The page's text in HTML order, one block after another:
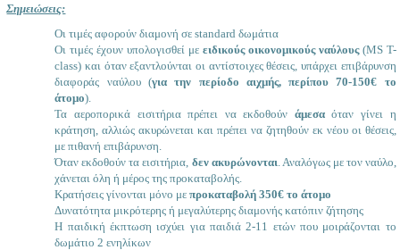
Σημειώσεις:
Oι τιμές αφορούν διαμονή σε standard δωμάτια
Οι τιμές έχουν υπολογισθεί με ειδικούς οικονομικούς ναύλους(MS Τ-
class) και όταν εξαντλούνται οι αντίστοιχες θέσεις, υπάρχει επιβάρυνση
διαφοράς ναύλου (για την περίοδο αιχμής, περίπου 70-150€ το
άτομο).
Τα αεροπορικά εισιτήρια πρέπει να εκδοθούν άμεσαόταν γίνει η
κράτηση, αλλιώς ακυρώνεται και πρέπει να ζητηθούν εκ νέου οι θέσεις,
με πιθανή επιβάρυνση.
Όταν εκδοθούν τα εισιτήρια, δεν ακυρώνονται . Αναλόγως με τον ναύλο,
χάνεται όλη ή μέρος της προκαταβολής.
Κρατήσεις γίνονται μόνο μεπροκαταβολή 350€ το άτομο
Δυνατότητα μικρότερης ή μεγαλύτερης διαμονής κατόπιν ζήτησης
Η παιδική έκπτωση ισχύει για παιδιά 2-11 ετών που μοιράζονται το
δωμάτιο 2 ενηλίκων